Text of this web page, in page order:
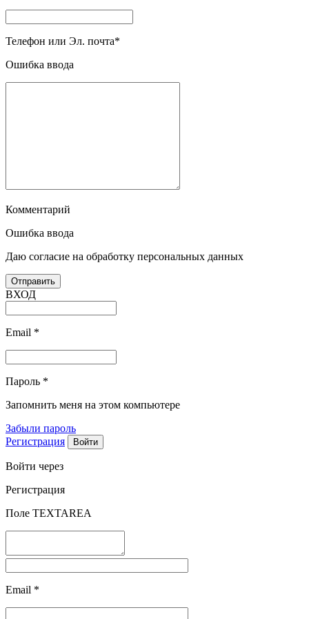
Телефон или Эл. почта*
Ошибка ввода
Комментарий
Ошибка ввода
Даю согласие на обработку персональных данных
ВХОД
Email *
Пароль *
Запомнить меня на этом компьютере
Забыли пароль
Регистрация
Войти через
Регистрация
Поле TEXTAREA
Email *